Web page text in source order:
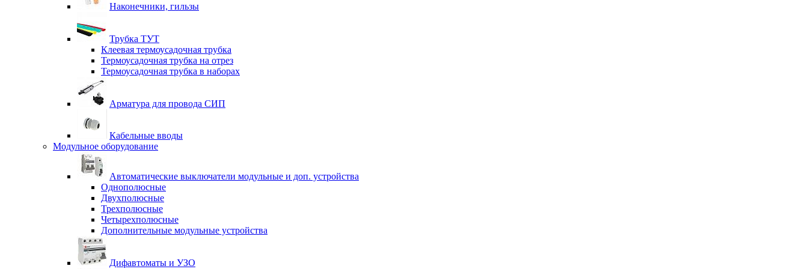
Наконечники, гильзы
Трубка ТУТ
Клеевая термоусадочная трубка
Термоусадочная трубка на отрез
Термоусадочная трубка в наборах
Арматура для провода СИП
Кабельные вводы
Модульное оборудование
Автоматические выключатели модульные и доп. устройства
Однополюсные
Двухполюсные
Трехполюсные
Четырехполюсные
Дополнительные модульные устройства
Дифавтоматы и УЗО